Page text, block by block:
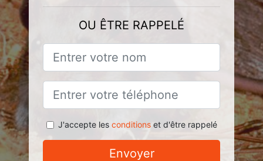
OU ÊTRE RAPPELÉ
J'accepte les conditionset d'être rappelé
Envoyer